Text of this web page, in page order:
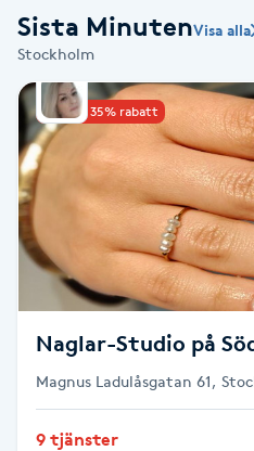
Babylights
Balayage
Bambumassage
Barber
Barnklippning
BIAB
Sista Minuten
Stockholm
Visa alla
Upp till 35% rabatt
Naglar-Studio på
Magnus Ladulåsgatan 61,
9 tjänster